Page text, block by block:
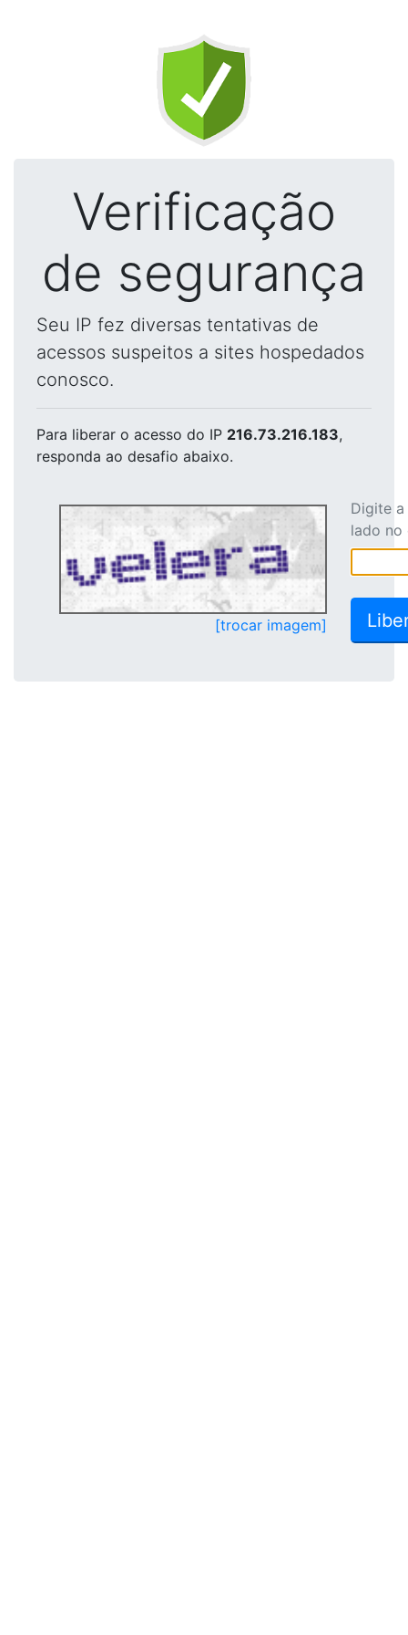
Verificação
de segurança
Seu IP fez diversas tentativas de
acessos suspeitos a sites hospedados
conosco.
Para liberar o acesso do IP 216.73.216.183,
responda ao desafio abaixo.
[trocar imagem]
Digite
lado no